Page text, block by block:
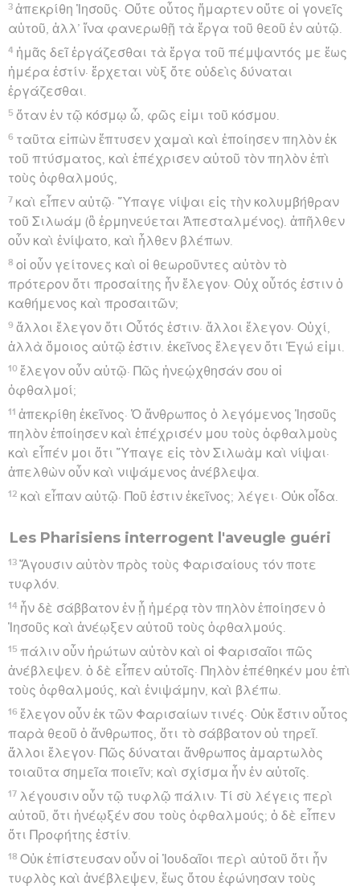
3 ἀπεκρίθη Ἰησοῦς· Οὔτε οὗτος ἥμαρτεν οὔτε οἱ γονεῖς
αὐτοῦ, ἀλλ’ ἵνα φανερωθῇ τὰ ἔργα τοῦ θεοῦ ἐν αὐτῷ.
4 ἡμᾶς δεῖ ἐργάζεσθαι τὰ ἔργα τοῦ πέμψαντός με ἕως
ἡμέρα ἐστίν· ἔρχεται νὺξ ὅτε οὐδεὶς δύναται
ἐργάζεσθαι.
5 ὅταν ἐν τῷ κόσμῳ ὦ, φῶς εἰμι τοῦ κόσμου.
6 ταῦτα εἰπὼν ἔπτυσεν χαμαὶ καὶ ἐποίησεν πηλὸν ἐκ
τοῦ πτύσματος, καὶ ἐπέχρισεν αὐτοῦ τὸν πηλὸν ἐπὶ
τοὺς ὀφθαλμούς,
7 καὶ εἶπεν αὐτῷ· Ὕπαγε νίψαι εἰς τὴν κολυμβήθραν
τοῦ Σιλωάμ (ὃ ἑρμηνεύεται Ἀπεσταλμένος). ἀπῆλθεν
οὖν καὶ ἐνίψατο, καὶ ἦλθεν βλέπων.
8 οἱ οὖν γείτονες καὶ οἱ θεωροῦντες αὐτὸν τὸ
πρότερον ὅτι προσαίτης ἦν ἔλεγον· Οὐχ οὗτός ἐστιν ὁ
καθήμενος καὶ προσαιτῶν;
9 ἄλλοι ἔλεγον ὅτι Οὗτός ἐστιν· ἄλλοι ἔλεγον· Οὐχί,
ἀλλὰ ὅμοιος αὐτῷ ἐστιν. ἐκεῖνος ἔλεγεν ὅτι Ἐγώ εἰμι.
10 ἔλεγον οὖν αὐτῷ· Πῶς ἠνεῴχθησάν σου οἱ
ὀφθαλμοί;
11 ἀπεκρίθη ἐκεῖνος· Ὁ ἄνθρωπος ὁ λεγόμενος Ἰησοῦς
πηλὸν ἐποίησεν καὶ ἐπέχρισέν μου τοὺς ὀφθαλμοὺς
καὶ εἶπέν μοι ὅτι Ὕπαγε εἰς τὸν Σιλωὰμ καὶ νίψαι·
ἀπελθὼν οὖν καὶ νιψάμενος ἀνέβλεψα.
12 καὶ εἶπαν αὐτῷ· Ποῦ ἐστιν ἐκεῖνος; λέγει· Οὐκ οἶδα.
Les Pharisiens interrogent l'aveugle guéri
13 Ἄγουσιν αὐτὸν πρὸς τοὺς Φαρισαίους τόν ποτε
τυφλόν.
14 ἦν δὲ σάββατον ἐν ᾗ ἡμέρᾳ τὸν πηλὸν ἐποίησεν ὁ
Ἰησοῦς καὶ ἀνέῳξεν αὐτοῦ τοὺς ὀφθαλμούς.
15 πάλιν οὖν ἠρώτων αὐτὸν καὶ οἱ Φαρισαῖοι πῶς
ἀνέβλεψεν. ὁ δὲ εἶπεν αὐτοῖς· Πηλὸν ἐπέθηκέν μου ἐπὶ
τοὺς ὀφθαλμούς, καὶ ἐνιψάμην, καὶ βλέπω.
16 ἔλεγον οὖν ἐκ τῶν Φαρισαίων τινές· Οὐκ ἔστιν οὗτος
παρὰ θεοῦ ὁ ἄνθρωπος, ὅτι τὸ σάββατον οὐ τηρεῖ.
ἄλλοι ἔλεγον· Πῶς δύναται ἄνθρωπος ἁμαρτωλὸς
τοιαῦτα σημεῖα ποιεῖν; καὶ σχίσμα ἦν ἐν αὐτοῖς.
17 λέγουσιν οὖν τῷ τυφλῷ πάλιν· Τί σὺ λέγεις περὶ
αὐτοῦ, ὅτι ἠνέῳξέν σου τοὺς ὀφθαλμούς; ὁ δὲ εἶπεν
ὅτι Προφήτης ἐστίν.
18 Οὐκ ἐπίστευσαν οὖν οἱ Ἰουδαῖοι περὶ αὐτοῦ ὅτι ἦν
τυφλὸς καὶ ἀνέβλεψεν, ἕως ὅτου ἐφώνησαν τοὺς